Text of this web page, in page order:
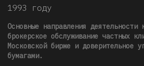
1993 году
Основные направления деятельности
брокерское обслуживание частных
Московской бирже и доверительное
бумагами.